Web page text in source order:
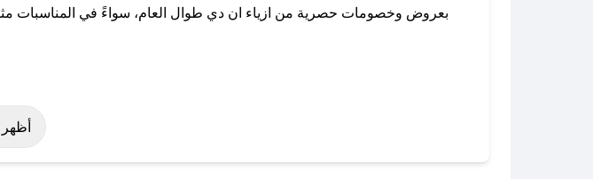
بعروض وخصومات حصرية من ازياء ان دي طوال العام، سواءً في المناسبات
باستخدام تطبيق صحصح، يمكنك العثور بسهولة على كود خصم ازياء ان دي.
أظهر